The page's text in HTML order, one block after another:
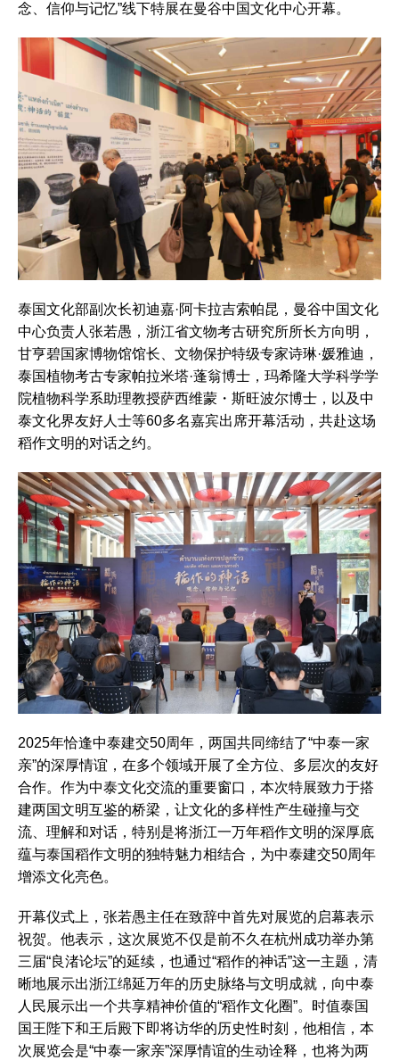
念、信仰与记忆”线下特展在曼谷中国文化中心开幕。
泰国文化部副次长初迪嘉·阿卡拉吉索帕昆，曼谷中国文化
中心负责人张若愚，浙江省文物考古研究所所长方向明，
甘亨碧国家博物馆馆长、文物保护特级专家诗琳·媛雅迪，
泰国植物考古专家帕拉米塔·蓬翁博士，玛希隆大学科学学
院植物科学系助理教授萨西维蒙・斯旺波尔博士，以及中
泰文化界友好人士等60多名嘉宾出席开幕活动，共赴这场
稻作文明的对话之约。
2025年恰逢中泰建交50周年，两国共同缔结了“中泰一家
亲”的深厚情谊，在多个领域开展了全方位、多层次的友好
合作。作为中泰文化交流的重要窗口，本次特展致力于搭
建两国文明互鉴的桥梁，让文化的多样性产生碰撞与交
流、理解和对话，特别是将浙江一万年稻作文明的深厚底
蕴与泰国稻作文明的独特魅力相结合，为中泰建交50周年
增添文化亮色。
开幕仪式上，张若愚主任在致辞中首先对展览的启幕表示
祝贺。他表示，这次展览不仅是前不久在杭州成功举办第
三届“良渚论坛”的延续，也通过“稻作的神话”这一主题，清
晰地展示出浙江绵延万年的历史脉络与文明成就，向中泰
人民展示出一个共享精神价值的“稻作文化圈”。时值泰国
国王陛下和王后殿下即将访华的历史性时刻，他相信，本
次展览会是“中泰一家亲”深厚情谊的生动诠释，也将为两